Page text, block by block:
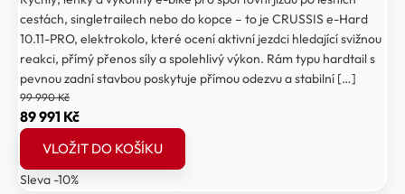
cestách, singletrailech nebo do kopce – to je CRUSSIS e-Hard
10.11-PRO, elektrokolo, které ocení aktivní jezdci hledající svižnou
reakci, přímý přenos síly a spolehlivý výkon. Rám typu hardtail s
pevnou zadní stavbou poskytuje přímou odezvu a stabilní […]
99 990Kč
Původní
cena
byla:
99
89 991 KčAktuální
VLOŽIT DO KOŠÍKU
Sleva -10%